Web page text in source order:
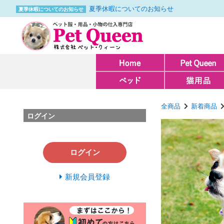
夏季休暇についてのお知らせ 夏季休暇についてのお知らせ
全商品 新着商品
ログイン
ログイン
新規会員登録